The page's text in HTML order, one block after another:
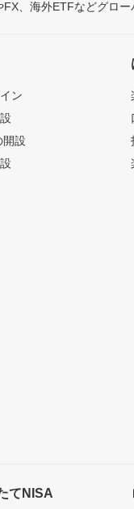
、海外ETFなどグロ
ン
開設
てNISA